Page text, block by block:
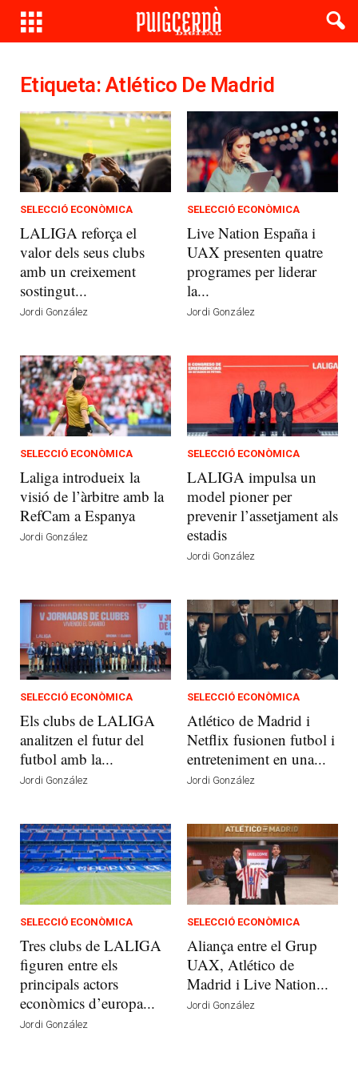
Etiqueta: Atlético De Madrid
SELECCIÓ ECONÒMICA
LALIGA reforça el
valor dels seus clubs
amb un creixement
sostingut...
Jordi González
SELECCIÓ ECONÒMICA
Live Nation España i
UAX presenten quatre
programes per liderar
la...
Jordi González
SELECCIÓ ECONÒMICA
Laliga introdueix la
visió de l’àrbitre amb la
RefCam a Espanya
Jordi González
SELECCIÓ ECONÒMICA
LALIGA impulsa un
model pioner per
prevenir l’assetjament als
estadis
Jordi González
SELECCIÓ ECONÒMICA
Els clubs de LALIGA
analitzen el futur del
futbol amb la...
Jordi González
SELECCIÓ ECONÒMICA
Atlético de Madrid i
Netflix fusionen futbol i
entreteniment en una...
Jordi González
SELECCIÓ ECONÒMICA
Tres clubs de LALIGA
figuren entre els
principals actors
econòmics d’europa...
Jordi González
SELECCIÓ ECONÒMICA
Aliança entre el Grup
UAX, Atlético de
Madrid i Live Nation...
Jordi González